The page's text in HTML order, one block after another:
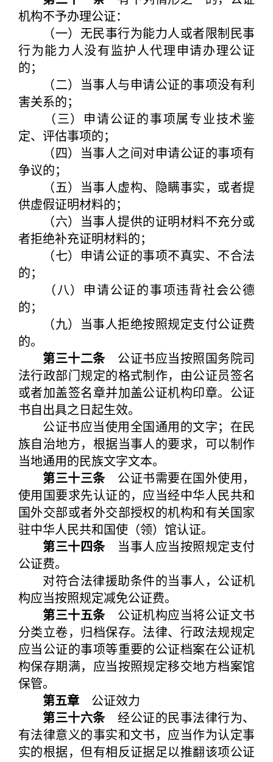
机构不予办理公证：
（一）无民事行为能力人或者限制民事
行为能力人没有监护人代理申请办理公证
的；
（二）当事人与申请公证的事项没有利
害关系的；
（三）申请公证的事项属专业技术鉴
定、评估事项的；
（四）当事人之间对申请公证的事项有
争议的；
（五）当事人虚构、隐瞒事实，或者提
供虚假证明材料的；
（六）当事人提供的证明材料不充分或
者拒绝补充证明材料的；
（七）申请公证的事项不真实、不合法
的；
（八）申请公证的事项违背社会公德
的；
（九）当事人拒绝按照规定支付公证费
的。
第三十二条公证书应当按照国务院司
法行政部门规定的格式制作，由公证员签名
或者加盖签名章并加盖公证机构印章。公证
书自出具之日起生效。
公证书应当使用全国通用的文字；在民
族自治地方，根据当事人的要求，可以制作
当地通用的民族文字文本。
第三十三条公证书需要在国外使用，
使用国要求先认证的，应当经中华人民共和
国外交部或者外交部授权的机构和有关国家
驻中华人民共和国使（领）馆认证。
第三十四条当事人应当按照规定支付
公证费。
对符合法律援助条件的当事人，公证机
构应当按照规定减免公证费。
第三十五条公证机构应当将公证文书
分类立卷，归档保存。法律、行政法规规定
应当公证的事项等重要的公证档案在公证机
构保存期满，应当按照规定移交地方档案馆
保管。
第五章 公证效力
第三十六条经公证的民事法律行为、
有法律意义的事实和文书，应当作为认定事
实的根据，但有相反证据足以推翻该项公证